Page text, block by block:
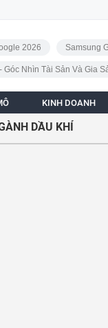
2026
Samsung
Góc Nhìn Tài Sản Và Gia
KINH DOANH
DẦU KHÍ